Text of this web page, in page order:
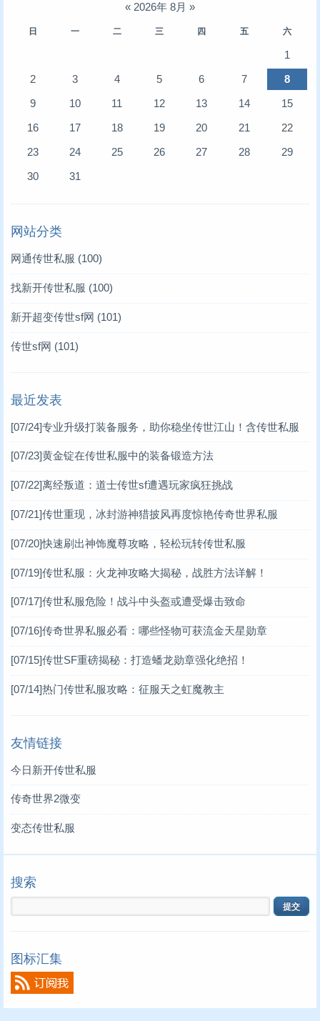
« 2026年 8月 »
日 一 二 三 四 五 六
1
2
3 4 5 6 7
8
9
10 11 12 13 14
15
16
17 18 19 20 21
22
23
24 25 26 27 28
29
30
31
网站分类
网通传世私服 (100)
找新开传世私服 (100)
新开超变传世sf网 (101)
传世sf网 (101)
最近发表
[07/24]专业升级打装备服务，助你稳坐传世江山！含传世私服
[07/23]黄金锭在传世私服中的装备锻造方法
[07/22]离经叛道：道士传世sf遭遇玩家疯狂挑战
[07/21]传世重现，冰封游神猎披风再度惊艳传奇世界私服
[07/20]快速刷出神饰魔尊攻略，轻松玩转传世私服
[07/19]传世私服：火龙神攻略大揭秘，战胜方法详解！
[07/17]传世私服危险！战斗中头盔或遭受爆击致命
[07/16]传奇世界私服必看：哪些怪物可获流金天星勋章
[07/15]传世SF重磅揭秘：打造蟠龙勋章强化绝招！
[07/14]热门传世私服攻略：征服天之虹魔教主
友情链接
今日新开传世私服
传奇世界2微变
变态传世私服
搜索
图标汇集